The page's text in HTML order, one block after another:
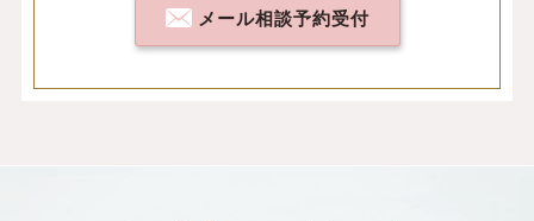
メール相談予約受付